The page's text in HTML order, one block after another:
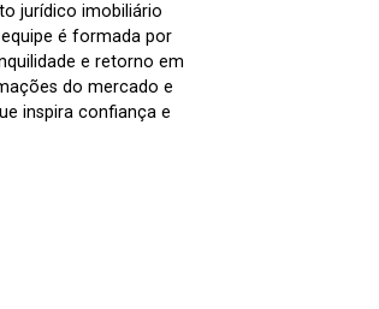
jurídico imobiliário
é formada por
e retorno em
do mercado e
inspira confiança e